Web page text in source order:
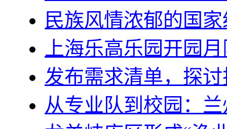
民族风情浓郁的国
上海乐高乐园开园
发布需求清单，探
从专业队到校园：